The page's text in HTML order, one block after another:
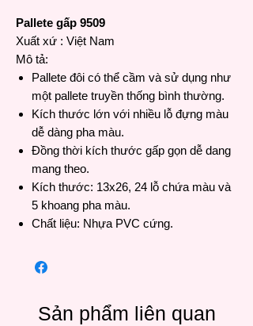
Pallete gấp 9509
Xuất xứ : Việt Nam
Mô tả:
Pallete đôi có thể cầm và sử dụng như
một pallete truyền thống bình thường.
Kích thước lớn với nhiều lỗ đựng màu
dễ dàng pha màu.
Đồng thời kích thước gấp gọn dễ dang
mang theo.
Kích thước: 13x26, 24 lỗ chứa màu và
5 khoang pha màu.
Chất liệu: Nhựa PVC cứng.
Sản phẩm liên quan